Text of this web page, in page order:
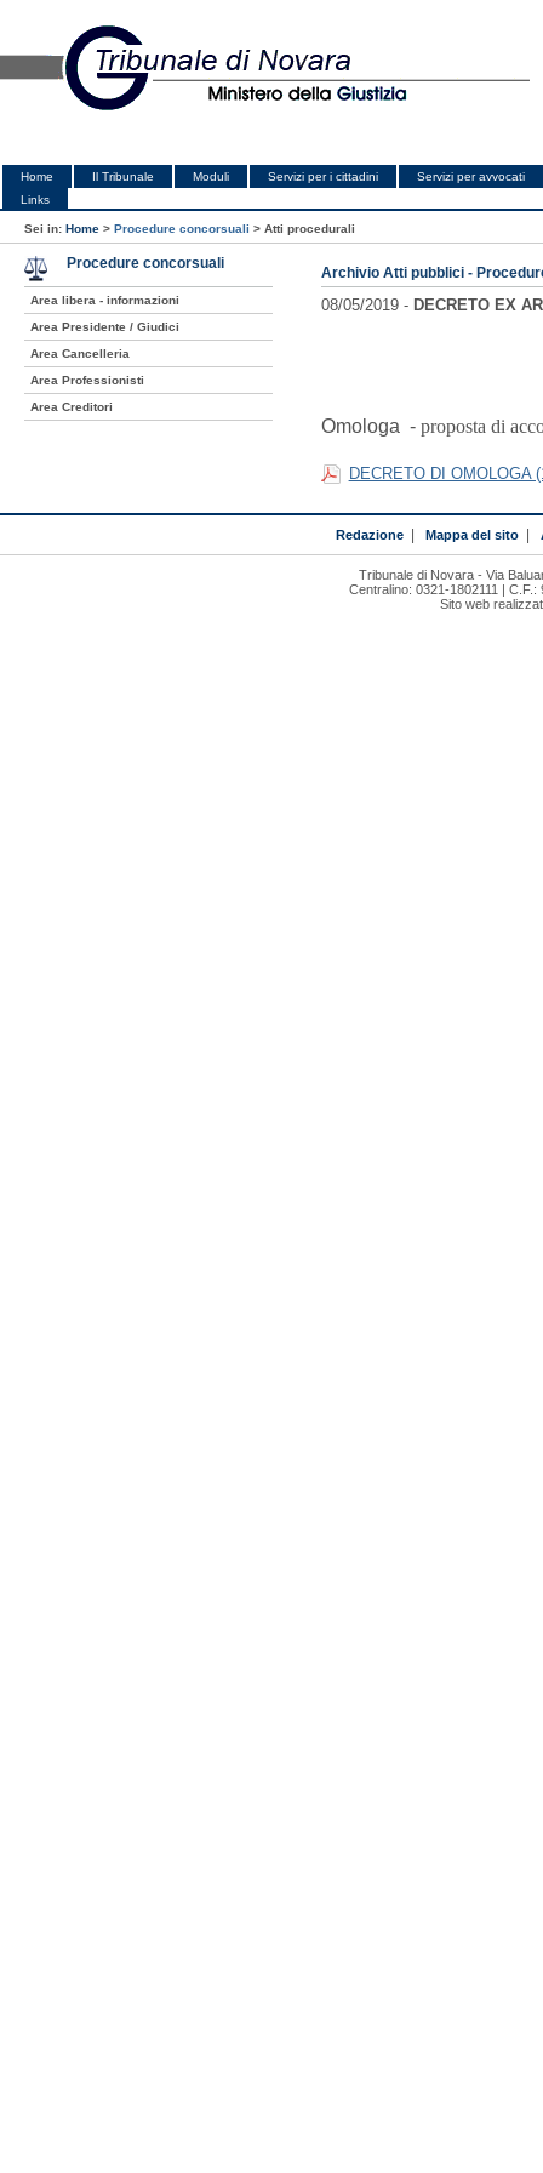
Home Il Tribunale Moduli Servizi per i cittadini
Servizi per avvocati
Links
Sei in: Home > Procedure concorsuali > Atti procedurali
Archivio Atti pubblici -
08/05/2019 - DECRETO EX
Omologa - proposta di
DECRETO DI OMOLOGA
Procedure concorsuali
Area libera - informazioni
Area Presidente / Giudici
Area Cancelleria
Area Professionisti
Area Creditori
Redazione| Mappa del sito|
Tribunale di Novara - Via
Centralino: 0321-1802111 |
Sito web